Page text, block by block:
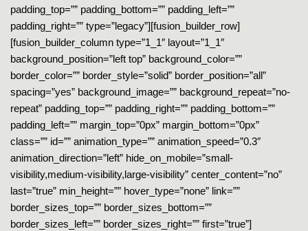
padding_top=”” padding_bottom=”” padding_left=””
padding_right=”” type=”legacy”][fusion_builder_row]
[fusion_builder_column type=”1_1″ layout=”1_1″
background_position=”left top” background_color=””
border_color=”” border_style=”solid” border_position=”all”
spacing=”yes” background_image=”” background_repeat=”no-
repeat” padding_top=”” padding_right=”” padding_bottom=””
padding_left=”” margin_top=”0px” margin_bottom=”0px”
class=”” id=”” animation_type=”” animation_speed=”0.3″
animation_direction=”left” hide_on_mobile=”small-
visibility,medium-visibility,large-visibility” center_content=”no”
last=”true” min_height=”” hover_type=”none” link=””
border_sizes_top=”” border_sizes_bottom=””
border_sizes_left=”” border_sizes_right=”” first=”true”]